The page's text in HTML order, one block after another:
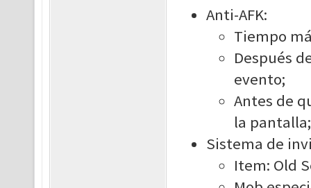
Anti-AFK:
Tiempo
Después
evento;
Antes de
la pantalla;
Sistema de
Item: Old